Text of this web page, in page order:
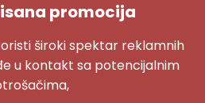
promocija
široki spektar reklamnih
u kontakt sa potencijalnim